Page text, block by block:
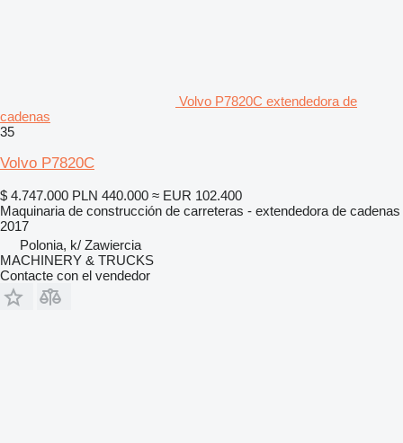
Volvo P7820C extendedora de
cadenas
35
Volvo P7820C
$ 4.747.000 PLN 440.000 ≈ EUR 102.400
Maquinaria de construcción de carreteras - extendedora de cadenas
2017
Polonia, k/ Zawiercia
MACHINERY & TRUCKS
Contacte con el vendedor